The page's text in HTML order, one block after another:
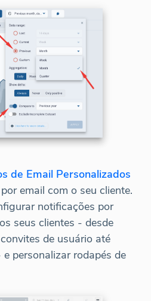
de Email Personalizados
email com o seu cliente.
notificações por
seus clientes - desde
de usuário até
personalizar rodapés de